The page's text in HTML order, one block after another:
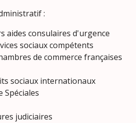
:
aides consulaires d'urgence
sociaux compétents
de commerce françaises
sociaux internationaux
Spéciales
judiciaires